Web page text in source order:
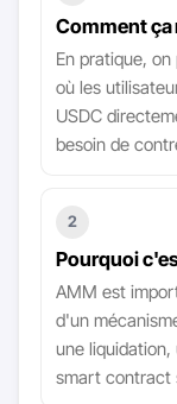
Comment ça
En pratique,
où les
USDC
besoin de
2
Pourquoi
AMM est
d'un
une
smart contract